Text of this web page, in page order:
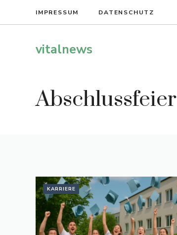
IMPRESSUM DATENSCHUTZ
vitalnews
Abschlussfeier
KARRIERE